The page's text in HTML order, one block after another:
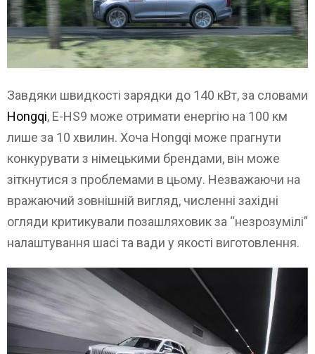
Завдяки швидкості зарядки до 140 кВт, за словами
Hongqi, E-HS9 може отримати енергію на 100 км
лише за 10 хвилин. Хоча Hongqi може прагнути
конкурувати з німецькими брендами, він може
зіткнутися з проблемами в цьому. Незважаючи на
вражаючий зовнішній вигляд, численні західні
огляди критикували позашляховик за “незрозумілі”
налаштування шасі та вади у якості виготовлення.